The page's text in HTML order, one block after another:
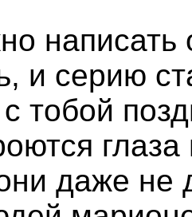
и серию
тобой
даже не